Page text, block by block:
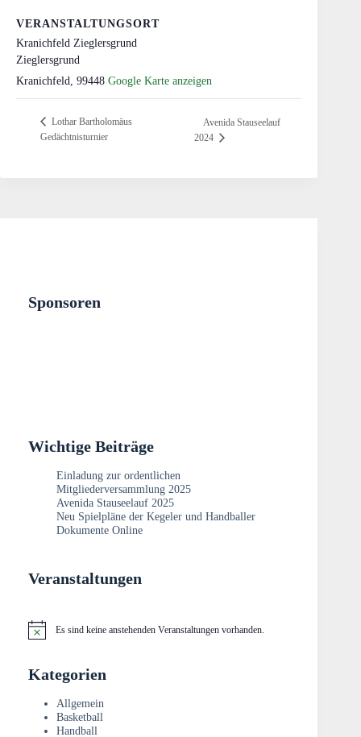
VERANSTALTUNGSORT
Kranichfeld Zieglersgrund
Zieglersgrund
Kranichfeld, 99448 Google Karte anzeigen
Lothar Bartholomäus
Gedächtnisturnier
Avenida Stauseelauf
2024
Sponsoren
Wichtige Beiträge
Einladung zur ordentlichen
Mitgliederversammlung 2025
Avenida Stauseelauf 2025
Neu Spielpläne der Kegeler und Handballer
Dokumente Online
Veranstaltungen
H
w
Es sind keine anstehenden Veranstaltungen vorhanden.
Kategorien
Allgemein
Basketball
Handball